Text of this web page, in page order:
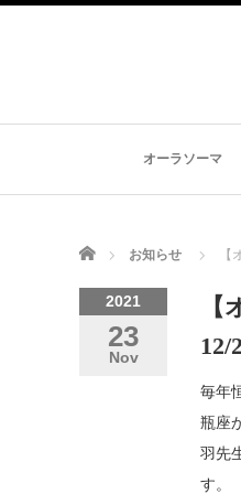
オーラソーマ
Home お知らせ
2021
23
Nov
12/
毎年
瓶座
羽先
す。